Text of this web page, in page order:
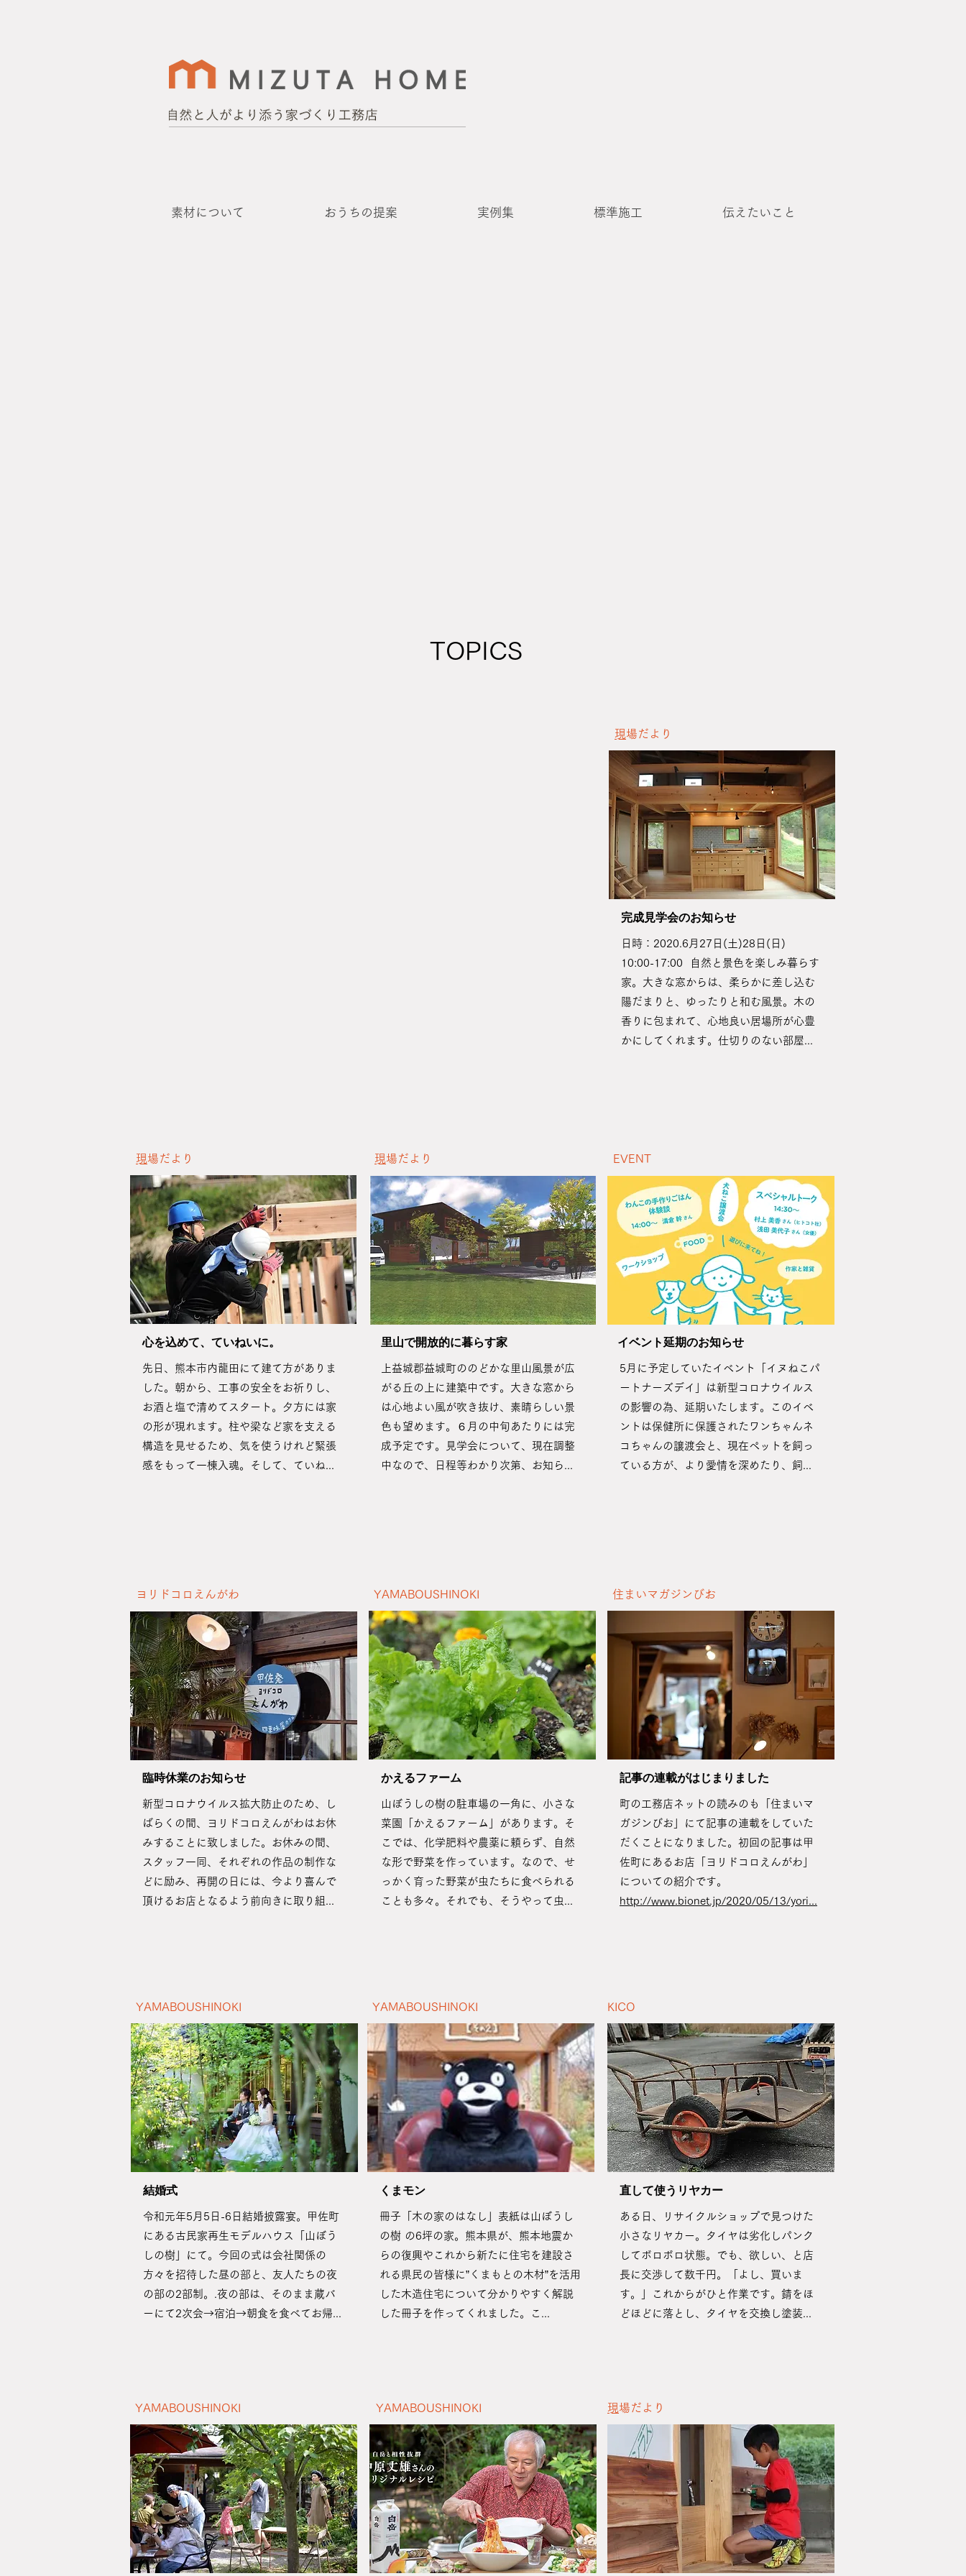
素材について おうちの提案 実例集 標準施工 伝えたいこと
​TOPICS
​現場だより
​完成見学会のお知らせ
日時：2020.6月27日(土)28日(日)
10:00-17:00 自然と景色を楽しみ暮らす
家。大きな窓からは、柔らかに差し込む
陽だまりと、ゆったりと和む風景。木の
香りに包まれて、心地良い居場所が心豊
かにしてくれます。仕切りのない部屋...
​現場だより
​心を込めて、ていねいに。
先日、熊本市内龍田にて建て方がありま
した。朝から、工事の安全をお祈りし、
お酒と塩で清めてスタート。夕方には家
の形が現れます。柱や梁など家を支える
構造を見せるため、気を使うけれど緊張
感をもって一棟入魂。そして、ていね...
​現場だより
​里山で開放的に暮らす家
上益城郡益城町ののどかな里山風景が広
がる丘の上に建築中です。大きな窓から
は心地よい風が吹き抜け、素晴らしい景
色も望めます。６月の中旬あたりには完
成予定です。見学会について、現在調整
中なので、日程等わかり次第、お知ら...
​EVENT
​イベント延期のお知らせ
5月に予定していたイベント
「イヌねこパ
ートナーズデイ」は​新型コロナウイルス
の影響の為、延期いたします。このイベ
ントは保健所に保護されたワンちゃんネ
コちゃんの譲渡会と、現在ペットを飼っ
ている方が、より愛情を深めたり、飼...
ヨリドコロえんがわ
​臨時休業のお知らせ
新型コロナウイルス拡大防止のため、し
ばらくの間、ヨリドコロえんがわはお休
みすることに致しました。お休みの間、
スタッフ一同、それぞれの作品の制作な
どに励み、再開の日には、今より喜んで
頂けるお店となるよう前向きに取り組...
YAMABOUSHINOKI
​かえるファーム
山ぼうしの樹の駐車場の一角に、小さな
菜園「かえるファーム」があります。そ
こでは、化学肥料や農薬に頼らず、自然
な形で野菜を作っています。なので、せ
っかく育った野菜が虫たちに食べられる
ことも多々。それでも、そうやって虫 ...
住まいマガジンびお
記事の​連載がはじまりました
町の工務店ネットの読みのも「住まいマ
ガジンびお」にて記事の連載をしていた
だくことになりました。初回の記事は甲
佐町にあるお店「ヨリドコロえんがわ」
についての紹介です。
http://www.bionet.jp/2020/05/13/yori...
YAMABOUSHINOKI
​結婚式
令和元年5月5日-6日結婚披露宴。甲佐町
にある古民家再生モデルハウス「山ぼう
しの樹」にて。今回の式は会社関係の
方々を招待した昼の部と、友人たちの夜
の部の2部制。.夜の部は、そのまま蔵バ
ーにて2次会→宿泊→朝食を食べてお帰...
YAMABOUSHINOKI
​くまモン
冊子「木の家のはなし」表紙は山ぼうし
の樹 の6坪の家。熊本県が、熊本地震か
らの復興やこれから新たに住宅を建設さ
れる県民の皆様に”くまもとの木材”を活用
した木造住宅について分かりやすく解説
した冊子を作ってくれました。こ...
KICO
​直して使うリヤカー
ある日、リサイクルショップで見つけた
小さなリヤカー。タイヤは劣化しパンク
してボロボロ状態。でも、欲しい、と店
長に交渉して数千円。「よし、買いま
す。」これからがひと作業です。錆をほ
どほどに落とし、タイヤを交換し塗装...
YAMABOUSHINOKI YAMABOUSHINOKI ​現場だより